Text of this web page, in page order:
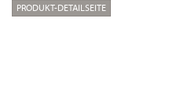
PRODUKT-DETAILSEITE